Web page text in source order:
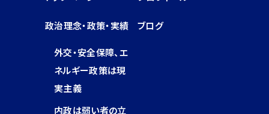
政治理念・政策・実績
外交・安全保障、エ
ネルギー政策は現
実主義
内政は弱い者の立
ブログ